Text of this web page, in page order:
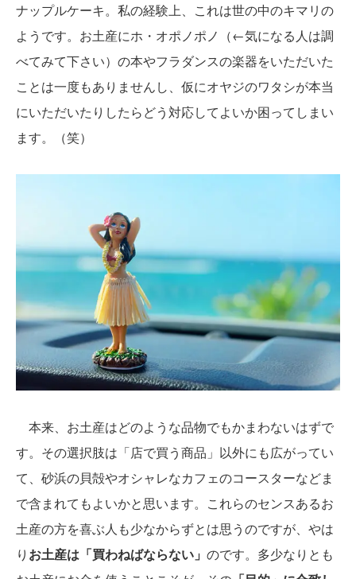
ナップルケーキ。私の経験上、これは世の中のキマリの
ようです。お土産にホ・オポノポノ（←気になる人は調
べてみて下さい）の本やフラダンスの楽器をいただいた
ことは一度もありませんし、仮にオヤジのワタシが本当
にいただいたりしたらどう対応してよいか困ってしまい
ます。（笑）
本来、お土産はどのような品物でもかまわないはずで
す。その選択肢は「店で買う商品」以外にも広がってい
て、砂浜の貝殻やオシャレなカフェのコースターなどま
で含まれてもよいかと思います。これらのセンスあるお
土産の方を喜ぶ人も少なからずとは思うのですが、やは
り お土産は「買わねばならない」 のです。多少なりとも